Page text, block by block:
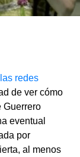
redes
de ver cómo
Guerrero
eventual
por
al menos